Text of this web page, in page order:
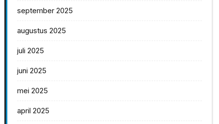
september 2025
augustus 2025
juli 2025
juni 2025
mei 2025
april 2025